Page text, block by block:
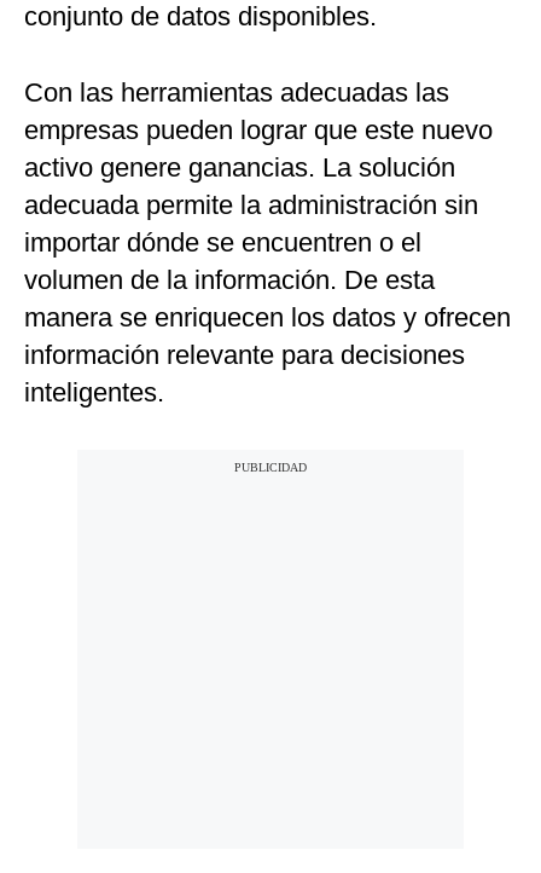
conjunto de datos disponibles.
Con las herramientas adecuadas las
empresas pueden lograr que este nuevo
activo genere ganancias. La solución
adecuada permite la administración sin
importar dónde se encuentren o el
volumen de la información. De esta
manera se enriquecen los datos y ofrecen
información relevante para decisiones
inteligentes.